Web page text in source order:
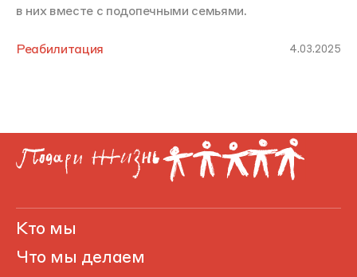
в них вместе с подопечными семьями.
Реабилитация 4.03.2025
Кто мы
Что мы делаем